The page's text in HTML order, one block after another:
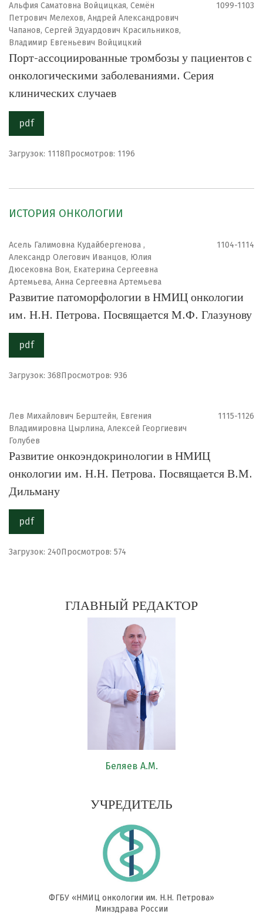
Альфия Саматовна Войцицкая, Семён
Петрович Мелехов, Андрей Александрович
Чапанов, Сергей Эдуардович Красильников,
Владимир Евгеньевич Войцицкий
1099-1103
Порт-ассоциированные тромбозы у пациентов с
онкологическими заболеваниями. Серия
клинических случаев
pdf
Загрузок: 1118Просмотров: 1196
ИСТОРИЯ ОНКОЛОГИИ
Асель Галимовна Кудайбергенова ,
Александр Олегович Иванцов, Юлия
Дюсековна Вон, Екатерина Сергеевна
Артемьева, Анна Сергеевна Артемьева
1104-1114
Развитие патоморфологии в НМИЦ онкологии
им. Н.Н. Петрова. Посвящается М.Ф. Глазунову
pdf
Загрузок: 368Просмотров: 936
Лев Михайлович Берштейн, Евгения
Владимировна Цырлина, Алексей Георгиевич
Голубев
1115-1126
Развитие онкоэндокринологии в НМИЦ
онкологии им. Н.Н. Петрова. Посвящается В.М.
Дильману
pdf
Загрузок: 240Просмотров: 574
ГЛАВНЫЙ РЕДАКТОР
Беляев А.М.
УЧРЕДИТЕЛЬ
ФГБУ «НМИЦ онкологии им. Н.Н. Петрова»
Минздрава России